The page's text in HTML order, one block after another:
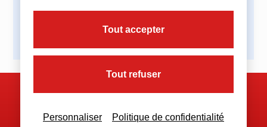
Nous contacter
Tout accepter
Tout refuser
Personnaliser Politique de confidentialité